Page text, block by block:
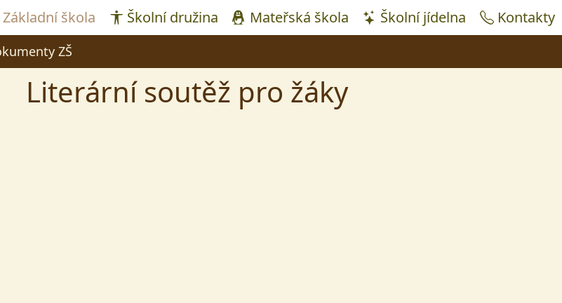
Základní škola Školní družina Mateřská škola Školní jídelna Kontakty
ZŠ
Literární soutěž pro žáky